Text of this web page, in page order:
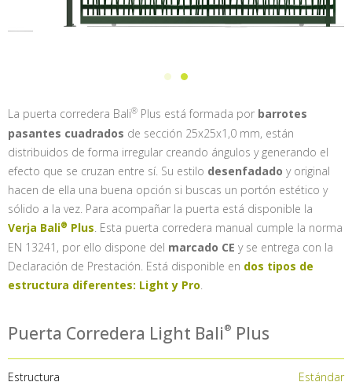
La puerta corredera Bali Plus está formada por barrotes
pasantes cuadrados de sección 25x25x1,0 mm, están
distribuidos de forma irregular creando ángulos y generando el
efecto que se cruzan entre sí. Su estilo desenfadado y original
hacen de ella una buena opción si buscas un portón estético y
sólido a la vez. Para acompañar la puerta está disponible la
Verja Bali Plus. Esta puerta corredera manual cumple la norma
EN 13241, por ello dispone del marcado CE y se entrega con la
Declaración de Prestación. Está disponible en dos tipos de
estructura diferentes: Light y Pro.
Puerta Corredera Light Bali Plus
Estructura Estándar